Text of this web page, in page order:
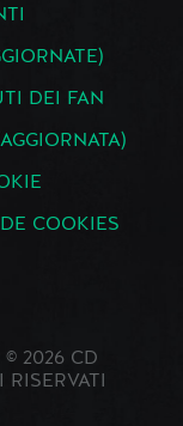
DEI FAN
COOKIES
2026 CD